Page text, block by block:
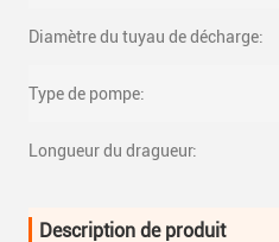
Diamètre du tuyau de décharge:
Type de pompe:
Longueur du dragueur:
Description de produit